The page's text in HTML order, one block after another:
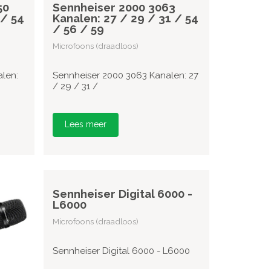
54
Sennheiser 2000 3063
Kanalen: 27 / 29 / 31 / 54
/ 56 / 59
Microfoons (draadloos)
Sennheiser 2000 3063 Kanalen: 27
/ 29 / 31 /
Lees meer
Sennheiser Digital 6000 -
L6000
Microfoons (draadloos)
Sennheiser Digital 6000 - L6000